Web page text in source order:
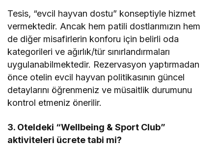
Tesis, “evcil hayvan dostu” konseptiyle hizmet
vermektedir. Ancak hem patili dostlarımızın hem
de diğer misafirlerin konforu için belirli oda
kategorileri ve ağırlık/tür sınırlandırmaları
uygulanabilmektedir. Rezervasyon yaptırmadan
önce otelin evcil hayvan politikasının güncel
detaylarını öğrenmeniz ve müsaitlik durumunu
kontrol etmeniz önerilir.
3. Oteldeki “Wellbeing & Sport Club”
aktiviteleri ücrete tabi mi?